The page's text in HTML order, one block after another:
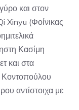
γύρο και στον
Xinyu (Φοίνικας
Κασίμη
και στα
Κοντοπούλου
αντίστοιχα με